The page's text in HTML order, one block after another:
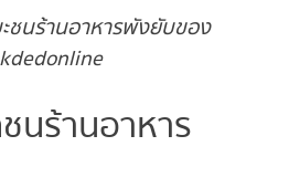
ชนร้านอาหารพังยับของ
นร้านอาหาร